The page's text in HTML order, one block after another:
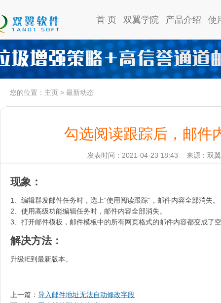
首 页 双翼学院 产品介绍 使
您的位置： 主页 > 最新动态
勾选阅读跟踪后，邮件
发表时间：2021-04-23 18:43 来源：双
现象：
1、编辑群发邮件任务时，选上“使用阅读跟踪”，邮件内容全部消失。
2、使用高级功能编辑任务时，邮件内容全部消失。
3、打开邮件模板，邮件模板中的所有网页格式的邮件内容都变成了
解决方法：
升级IE到最新版本。
上一篇： 导入邮件地址无法自动修改字段